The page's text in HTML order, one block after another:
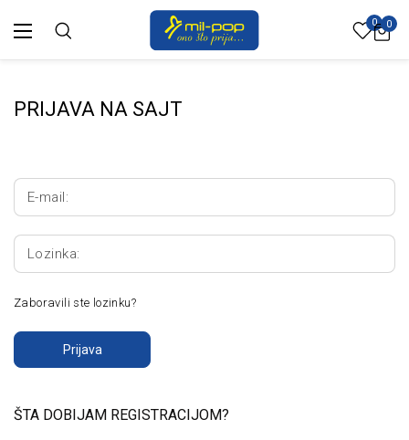
0 0
PRIJAVA NA SAJT
E-mail:
Lozinka:
Zaboravili ste lozinku?
Prijava
ŠTA DOBIJAM REGISTRACIJOM?